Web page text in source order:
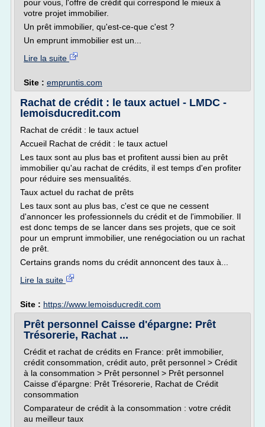
pour vous, l'offre de crédit qui correspond le mieux à
votre projet immobilier.
Un prêt immobilier, qu'est-ce-que c'est ?
Un emprunt immobilier est un...
Lire la suite
Site : empruntis.com
Rachat de crédit : le taux actuel - LMDC -
lemoisducredit.com
Rachat de crédit : le taux actuel
Accueil Rachat de crédit : le taux actuel
Les taux sont au plus bas et profitent aussi bien au prêt
immobilier qu'au rachat de crédits, il est temps d'en profiter
pour réduire ses mensualités.
Taux actuel du rachat de prêts
Les taux sont au plus bas, c'est ce que ne cessent
d'annoncer les professionnels du crédit et de l'immobilier. Il
est donc temps de se lancer dans ses projets, que ce soit
pour un emprunt immobilier, une renégociation ou un rachat
de prêt.
Certains grands noms du crédit annoncent des taux à...
Lire la suite
Site : https://www.lemoisducredit.com
Prêt personnel Caisse d'épargne: Prêt
Trésorerie, Rachat ...
Crédit et rachat de crédits en France: prêt immobilier,
crédit consommation, crédit auto, prêt personnel > Crédit
à la consommation > Prêt personnel > Prêt personnel
Caisse d'épargne: Prêt Trésorerie, Rachat de Crédit
consommation
Comparateur de crédit à la consommation : votre crédit
au meilleur taux